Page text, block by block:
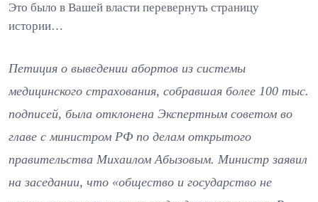
Это было в Вашей власти перевернуть страницу
истории…
Петиция о выведении абортов из системы
медицинского страхования, собравшая более 100 тыс.
подписей, была отклонена Экспертным советом во
главе с министром РФ по делам открытого
правительства Михаилом Абызовым. Министр заявил
на заседании, что «общество и государство не